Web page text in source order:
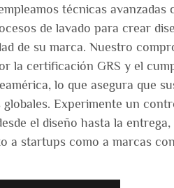
técnicas avanzadas
de lavado para crear
de su marca. Nuestro
la certificación GRS y el
lo que asegura que
globales. Experimente un
el diseño hasta la
a startups como a marcas